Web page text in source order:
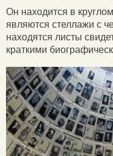
Он находится в
являются стеллажи с
находятся листы
краткими